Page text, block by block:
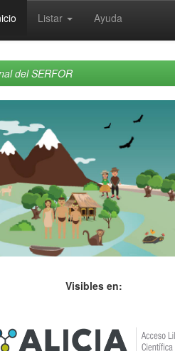
Listar Ayuda
del SERFOR
en: